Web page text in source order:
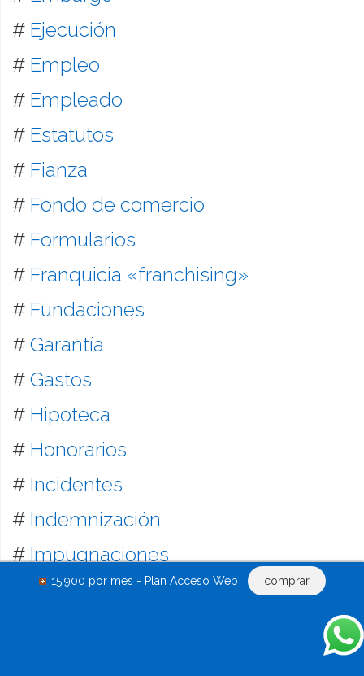
15.900 por mes - Plan Acceso Web comprar
# Ejecución
# Empleo
# Empleado
# Estatutos
# Fianza
# Fondo de comercio
# Formularios
# Franquicia «franchising»
# Fundaciones
# Garantía
# Gastos
# Hipoteca
# Honorarios
# Incidentes
# Indemnización
# Impugnaciones
Informes